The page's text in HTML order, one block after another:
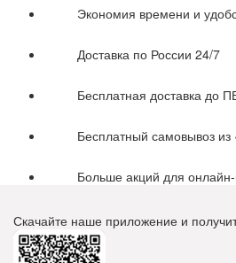
Экономия времени и
Доставка по России 24/7
Бесплатная доставка до
Бесплатный самовывоз из
Больше акций для онлайн-
Скачайте наше приложение и